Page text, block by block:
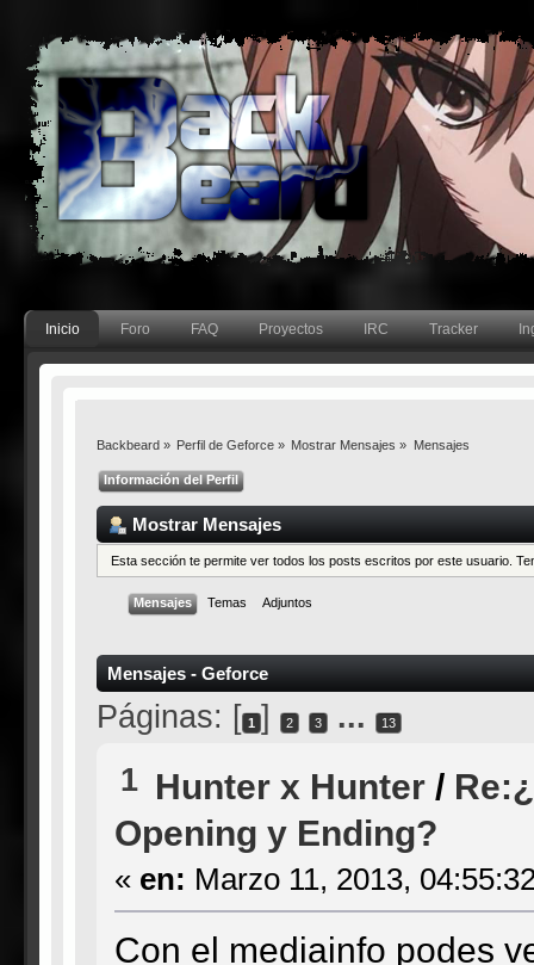
Inicio Foro FAQ Proyectos IRC Tracker
Backbeard» Perfil de Geforce» Mostrar Mensajes » Mensajes
Información del Perfil
Mostrar Mensajes
Esta sección te permite ver todos los posts escritos por este usuario.
Mensajes Temas Adjuntos
Mensajes - Geforce
Páginas: [ 1 ] 2 3 ... 13
1 Hunter x Hunter/
Opening y Ending?
« en: Marzo 11, 2013,
Con el mediainfo podes